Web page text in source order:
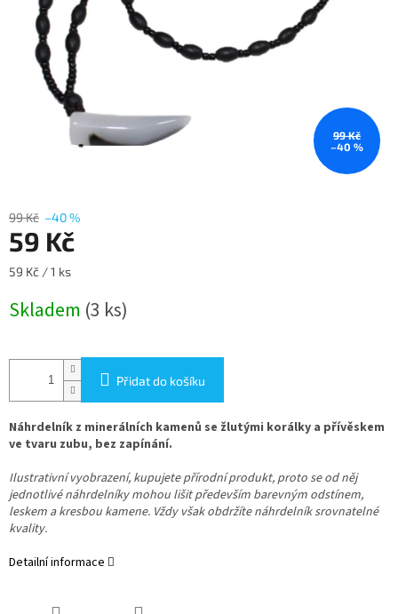
99 Kč
–40 %
99 Kč –40 %
59 Kč
Měrná
59 Kč / 1 ks
Skladem (3 ks)
Přidat do košíku
Náhrdelník z minerálních kamenů se žlutými korálky a přívěskem
ve tvaru zubu, bez zapínání.
Ilustrativní vyobrazení, kupujete přírodní produkt, proto se od něj
jednotlivé náhrdelníky mohou lišit především barevným odstínem,
leskem a kresbou kamene. Vždy však obdržíte náhrdelník srovnatelné
kvality.
Detailní informace